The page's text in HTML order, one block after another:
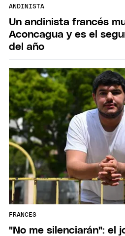
ANDINISTA
Un andinista francés
Aconcagua y es el
del año
FRANCES
"No me silenciarán": el